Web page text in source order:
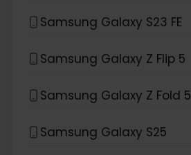
Samsung Galaxy S23 FE
Samsung Galaxy Z Flip 5
Samsung Galaxy Z Fold 5
Samsung Galaxy S25